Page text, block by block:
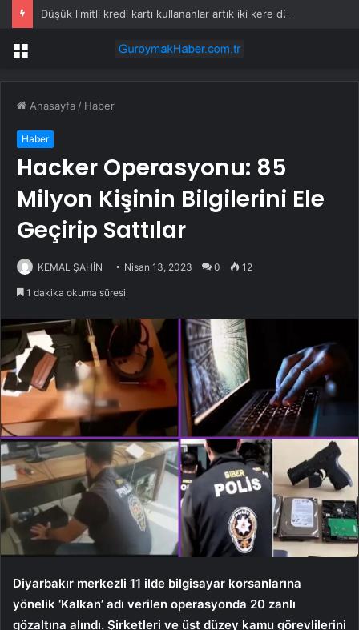
Menü
Anasayfa / Haber
Haber
Hacker Operasyonu: 85
Milyon Kişinin Bilgilerini Ele
Geçirip Sattılar
KEMAL ŞAHİN Nisan 13, 2023 0 12
1 dakika okuma süresi
Diyarbakır merkezli 11 ilde bilgisayar korsanlarına
yönelik ‘Kalkan’ adı verilen operasyonda 20 zanlı
gözaltına alındı. Şirketleri ve üst düzey kamu görevlilerini